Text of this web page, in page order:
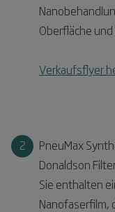
Oberfläche
Verkaufsflyer
PneuMax
Donaldson
Sie enthalten
Nanofaserfilm,